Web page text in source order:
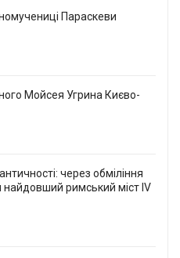
Параскеви
Мойсея Угрина Києво-
через обміління
римський міст IV